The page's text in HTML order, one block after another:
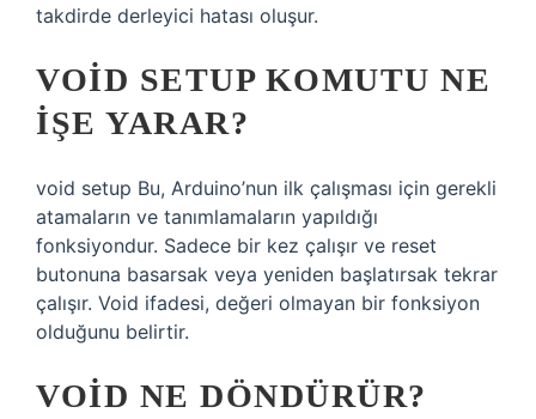
takdirde derleyici hatası oluşur.
VOID SETUP KOMUTU NE
IŞE YARAR?
void setup Bu, Arduino’nun ilk çalışması için gerekli
atamaların ve tanımlamaların yapıldığı
fonksiyondur. Sadece bir kez çalışır ve reset
butonuna basarsak veya yeniden başlatırsak tekrar
çalışır. Void ifadesi, değeri olmayan bir fonksiyon
olduğunu belirtir.
VOID NE DÖNDÜRÜR?